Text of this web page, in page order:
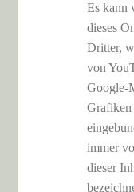
Es kann
dieses
Dritter,
von
Google-
Grafiken
immer
dieser